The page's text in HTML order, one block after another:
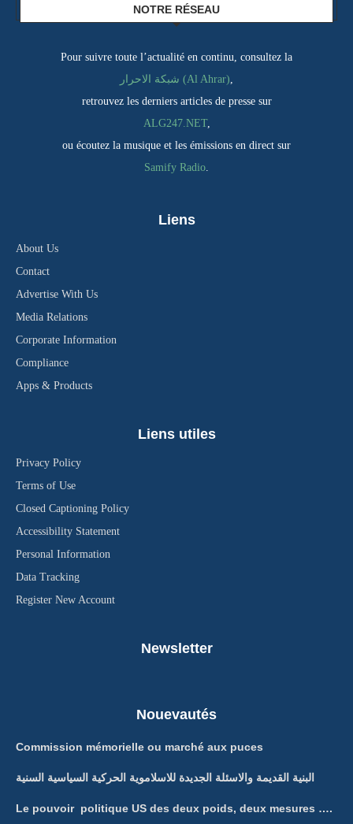
NOTRE RÉSEAU
Pour suivre toute l’actualité en continu, consultez la
شبكة الاحرار (Al Ahrar),
retrouvez les derniers articles de presse sur
ALG247.NET,
ou écoutez la musique et les émissions en direct sur
Samify Radio.
Liens
About Us
Contact
Advertise With Us
Media Relations
Corporate Information
Compliance
Apps & Products
Liens utiles
Privacy Policy
Terms of Use
Closed Captioning Policy
Accessibility Statement
Personal Information
Data Tracking
Register New Account
Newsletter
Nouevautés
Commission mémorielle ou marché aux puces
البنية القديمة والاسئلة الجديدة للاسلاموية الحركية السياسية السنية
Le pouvoir politique US des deux poids, deux mesures ….